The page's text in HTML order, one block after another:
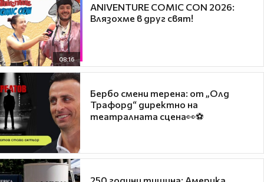
08:16
ANIVENTURE COMIC CON 2026:
Влязохме в друг свят!
Бербо смени терена: от „Олд
Трафорд“ директно на
театралната сцена👀⚽
250 години тишина: Америка